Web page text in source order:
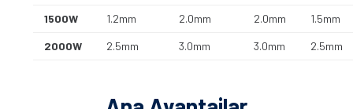
1500W 1.2mm 2.0mm 2.0mm 1.5mm
2000W 2.5mm 3.0mm 3.0mm 2.5mm